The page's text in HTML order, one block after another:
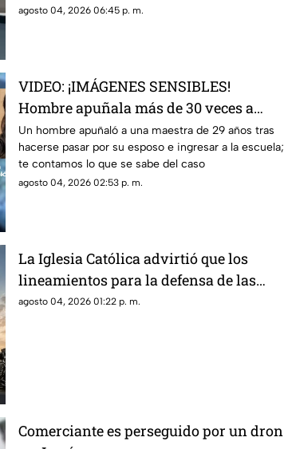
México
agosto 04, 2026 06:45 p. m.
VIDEO: ¡IMÁGENES SENSIBLES!
Hombre apuñala más de 30 veces a
maestra de 29 años en una escuela
Un hombre apuñaló a una maestra de 29 años tras
hacerse pasar por su esposo e ingresar a la escuela;
te contamos lo que se sabe del caso
agosto 04, 2026 02:53 p. m.
La Iglesia Católica advirtió que los
lineamientos para la defensa de las
audiencias podrían convertirse en un
agosto 04, 2026 01:22 p. m.
Comerciante es perseguido por un dron